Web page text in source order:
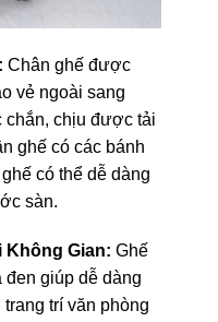
Chân ghế được
vẻ ngoài sang
chắn, chịu được tải
ghế có các bánh
có thể dễ dàng
sàn.
Không Gian: Ghế
đen giúp dễ dàng
trí văn phòng